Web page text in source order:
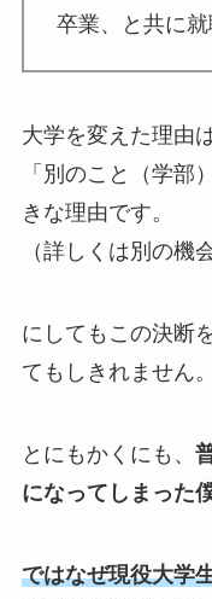
卒業、と共に
大学を変えた理由は
「別のこと（学部
きな理由です。
（詳しくは別の機
にしてもこの決断
てもしきれません。
とにもかくにも、
になってしまった
ではなぜ現役大学